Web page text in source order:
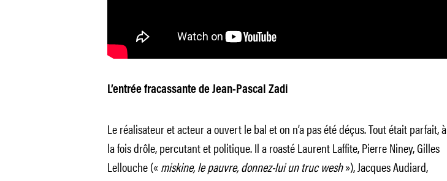
L’entrée fracassante de Jean-Pascal Zadi
Le réalisateur et acteur a ouvert le bal et on n’a pas été déçus. Tout était parfait, à
la fois drôle, percutant et politique. Il a roasté Laurent Laffite, Pierre Niney, Gilles
Lellouche («miskine, le pauvre, donnez-lui un truc wesh»), Jacques Audiard,